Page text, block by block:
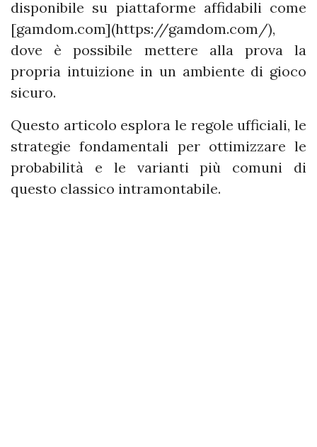
disponibile su piattaforme affidabili come
[gamdom.com](https://gamdom.com/),
dove è possibile mettere alla prova la
propria intuizione in un ambiente di gioco
sicuro.
Questo articolo esplora le regole ufficiali, le
strategie fondamentali per ottimizzare le
probabilità e le varianti più comuni di
questo classico intramontabile.